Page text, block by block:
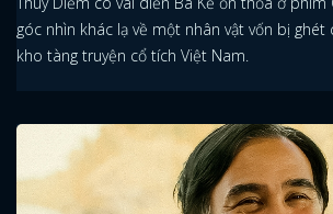
góc nhìn khác lạ về một nhân vật vốn bị ghét
kho tàng truyện cổ tích Việt Nam.